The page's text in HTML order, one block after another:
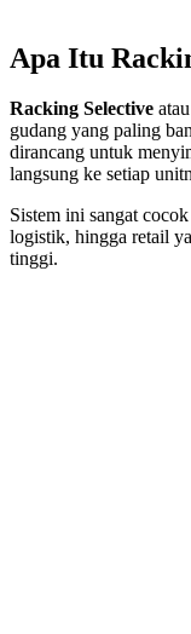
Apa Itu
Racking Selective atau
gudang yang paling
dirancang untuk
langsung ke setiap
Sistem ini sangat
logistik, hingga retail
tinggi.